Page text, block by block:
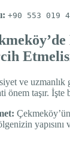
+90 553 019
ve
önem taşır. İşte
yapısını